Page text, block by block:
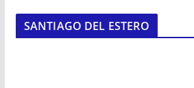
SANTIAGO DEL ESTERO